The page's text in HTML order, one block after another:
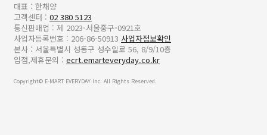
대표 : 한채양
고객센터 : 02 380 5123
통신판매업 : 제 2023-서울중구-0921호
사업자등록번호 : 206-86-50913 사업자정보확인
본사 : 서울특별시 성동구 성수일로 56, 8/9/10층
입점,제휴문의 : ecrt.emarteveryday.co.kr
Copyright© E-MART EVERYDAY Inc. All Rights Reserved.